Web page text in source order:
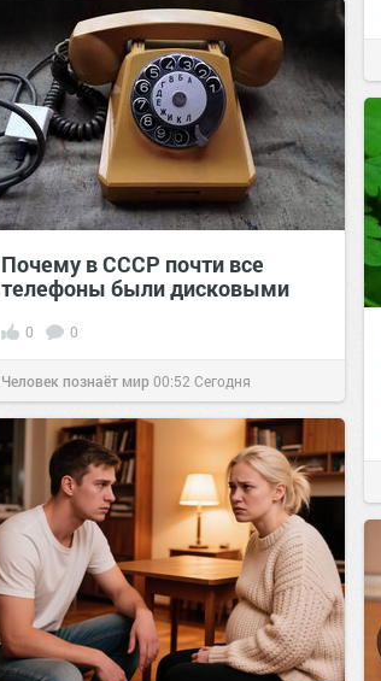
Почему в СССР почти все
телефоны были дисковыми
0 0
Человек познаёт мир00:52 Сегодня